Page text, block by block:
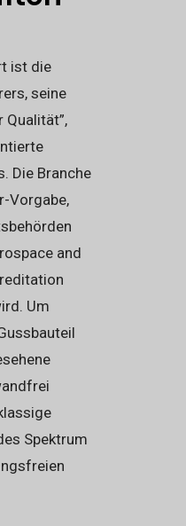
ist die
seine
Qualität”,
Die Branche
Vorgabe,
and
Um
Spektrum